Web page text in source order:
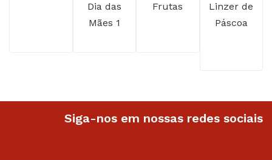
Dia das
Mães 1
Frutas
Linzer de
Páscoa
Siga-nos em nossas redes sociais